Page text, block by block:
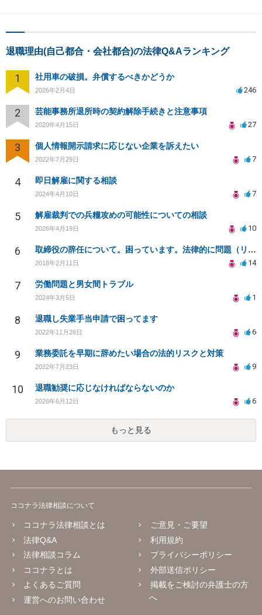
退職理由(自己都合・会社都合)の法律Q&Aランキング
1 社用車の破損。弁償するべきかどうか
2026年2月4日 246
2 芸能事務所退所時の契約解除手続きと注意事項
2020年4月15日 27
3 個人情報開示請求に応じない企業を訴えたい
2022年7月29日 7
4 即日解雇に関する相談
2024年4月10日 7
5 解雇裁判での兵糧攻めの可能性についての相談
2026年4月19日 10
6 取締役の辞任について。困っています。法律的に問題（リスク）がない辞任の仕方を教えてください。
2018年2月11日 14
7 労働問題と男女間トラブル
2024年3月5日 1
8 退職し失業手当申請で困ってます
2022年11月26日 6
9 業務委託を早期に辞めたい場合の法的リスクと対策
2022年7月23日 9
10 退職勧奨に応じなければならないのか
2026年6月12日 6
もっと見る
ココナラ法律相談について
ココナラ法律相談とは
法律Q&A
法律相談コラム
ココナラとは
よくあるご質問
運営へのお問い合わせ
ご意見・ご要望
利用規約
プライバシーポリシー
外部送信ポリシー
掲載をご検討の弁護士の方
へ